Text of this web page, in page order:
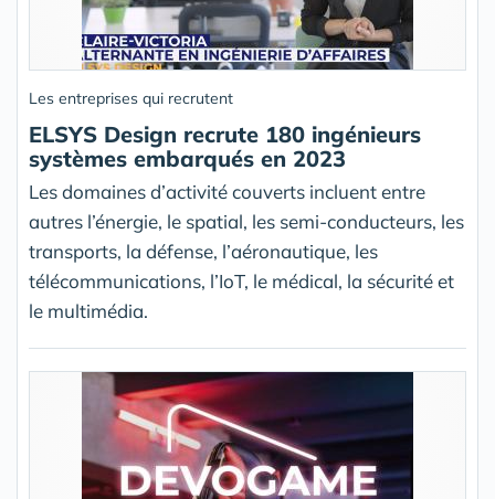
Les entreprises qui recrutent
ELSYS Design recrute 180 ingénieurs
systèmes embarqués en 2023
Les domaines d’activité couverts incluent entre
autres l’énergie, le spatial, les semi-conducteurs, les
transports, la défense, l’aéronautique, les
télécommunications, l’IoT, le médical, la sécurité et
le multimédia.